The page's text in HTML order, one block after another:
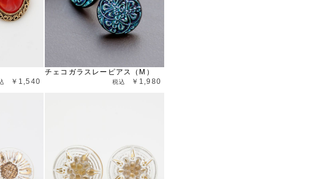
￥1,540
チェコガラスレーピアス（M）
￥1,980